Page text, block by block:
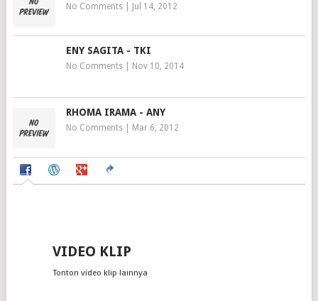
No Comments| Jul 14, 2012
ENY SAGITA - TKI
No Comments| Nov 10, 2014
RHOMA IRAMA - ANY
No Comments| Mar 6, 2012
VIDEO KLIP
Tonton video klip lainnya